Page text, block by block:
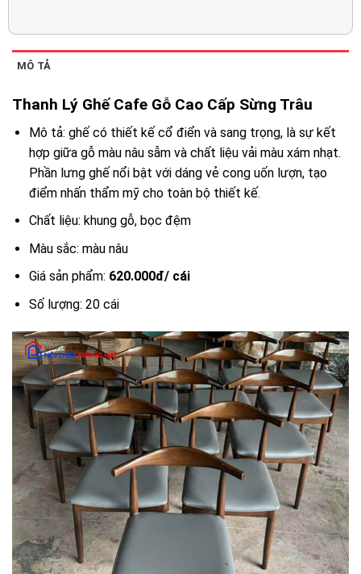
MÔ TẢ
Thanh Lý Ghế Cafe Gỗ Cao Cấp Sừng Trâu
Mô tả: ghế có thiết kế cổ điển và sang trọng, là sự kết
hợp giữa gỗ màu nâu sẫm và chất liệu vải màu xám nhạt.
Phần lưng ghế nổi bật với dáng vẻ cong uốn lượn, tạo
điểm nhấn thẩm mỹ cho toàn bộ thiết kế.
Chất liệu: khung gỗ, bọc đệm
Màu sắc: màu nâu
Giá sản phẩm: 620.000đ/ cái
Số lượng: 20 cái